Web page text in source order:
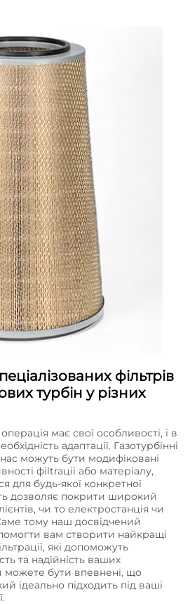
фільтрів
турбін у різних
має свої особливості, і в
адаптації. Газотурбінні
нас можуть бути модифіковані
фіltraції або матеріалу,
для будь-якої конкретної
дозволяє покрити широкий
чи то електростанція чи
тому наш досвідчений
вам створити найкращі
які допоможуть
та надійність ваших
можете бути впевнені, що
ідеально підходить під ваші